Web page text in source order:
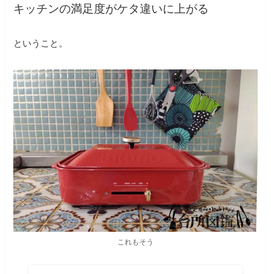
キッチンの満足度がケタ違いに上がる
ということ。
これもそう